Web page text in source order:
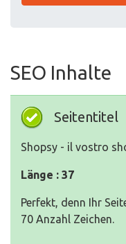
SEO Inhalte
Seitentitel
Shopsy - il vostro
Länge : 37
Perfekt, denn Ihr
70 Anzahl Zeichen.